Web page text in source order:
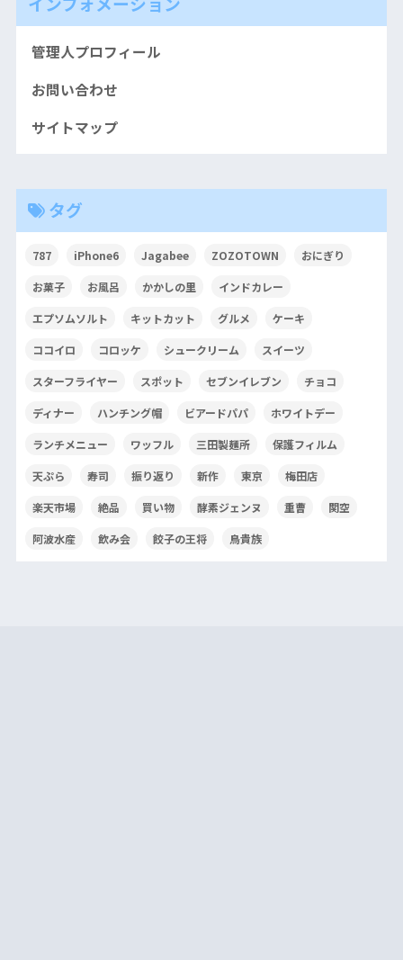
インフォメーション
管理人プロフィール
お問い合わせ
サイトマップ
タグ
787 iPhone6 Jagabee ZOZOTOWN おにぎり
お菓子 お風呂 かかしの里 インドカレー
エプソムソルト キットカット グルメ ケーキ
ココイロ コロッケ シュークリーム スイーツ
スターフライヤー スポット セブンイレブン チョコ
ディナー ハンチング帽 ビアードパパ ホワイトデー
ランチメニュー ワッフル 三田製麺所 保護フィルム
天ぷら 寿司 振り返り 新作 東京 梅田店
楽天市場 絶品 買い物 酵素ジェンヌ 重曹 関空
阿波水産 飲み会 餃子の王将 鳥貴族